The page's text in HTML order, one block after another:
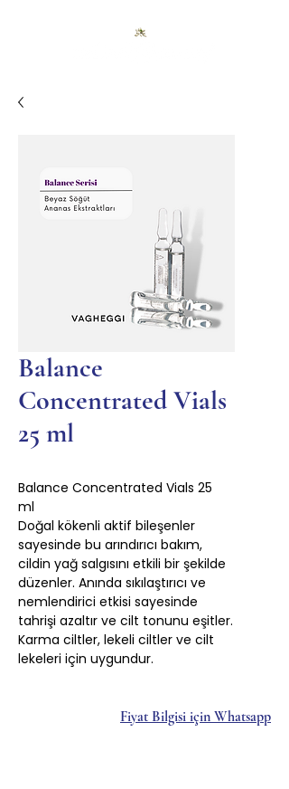
Balance
Concentrated Vials
25 ml
Balance Concentrated Vials 25
ml
Doğal kökenli aktif bileşenler
sayesinde bu arındırıcı bakım,
cildin yağ salgısını etkili bir şekilde
düzenler. Anında sıkılaştırıcı ve
nemlendirici etkisi sayesinde
tahrişi azaltır ve cilt tonunu eşitler.
Karma ciltler, lekeli ciltler ve cilt
lekeleri için uygundur.
Fiyat Bilgisi için Whatsapp